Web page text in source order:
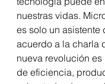
nuestras vidas.
es solo un asistente
acuerdo a la charla
nueva revolución es
de eficiencia,